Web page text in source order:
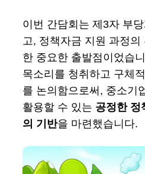
이번 간담회는 제3자 부
고, 정책자금 지원 과정의
한 중요한 출발점이었습
목소리를 청취하고 구체
를 논의함으로써, 중소기
활용할 수 있는 공정한 정
의 기반을 마련했습니다.